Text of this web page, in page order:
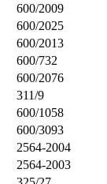
600/2009
600/2025
600/2013
600/732
600/2076
311/9
600/1058
600/3093
2564-2004
2564-2003